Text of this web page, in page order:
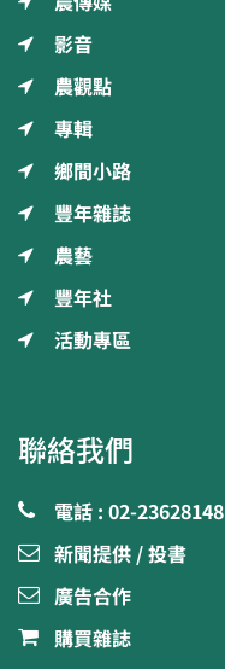
影音
農觀點
專輯
鄉間小路
豐年雜誌
農藝
豐年社
活動專區
聯絡我們
電話 : 02-23628148
新聞提供 / 投書
廣告合作
購買雜誌